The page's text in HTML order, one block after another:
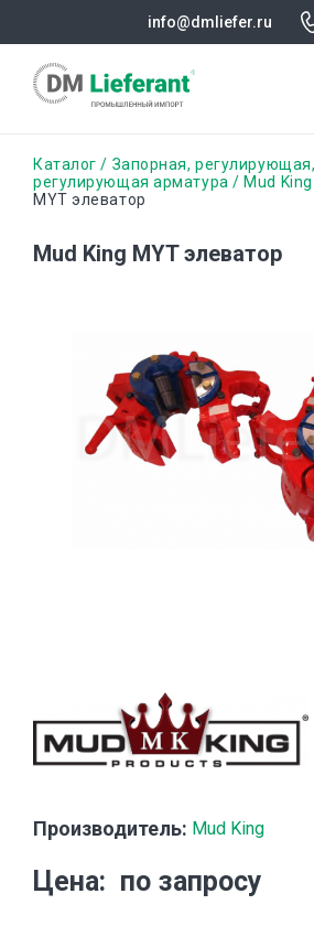
основному
info@dmliefer.ru
Строка
навигации
Каталог
Запорная,
регулирующая арматура
Mud King
MYT элеватор
Mud King MYT элеватор
Производитель: Mud King
Цена по запросу